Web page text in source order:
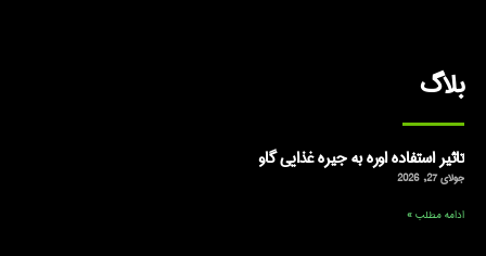
بلاگ
تاثیر استفاده اوره به جیره غذایی گاو
جولای 27, 2026
ادامه مطلب »